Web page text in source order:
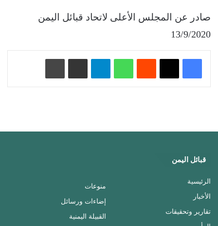
صادر عن المجلس الأعلى لاتحاد قبائل اليمن
13/9/2020
واتساب تيلقرام
قبائل اليمن
الرئيسية
الأخبار
تقارير وتحقيقات
منوعات
إضاءات ورسائل
القبيلة اليمنية